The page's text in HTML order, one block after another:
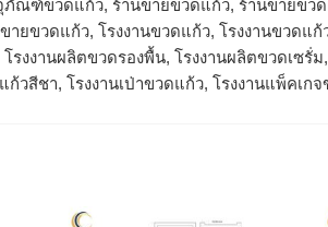
ณฑ์ขวดแก้ว, ร้านขายขวดแก้ว, ร้านขายขว
ายขวดแก้ว, โรงงานขวดแก้ว, โรงงานขวดแ
รงงานผลิตขวดรองพื้น, โรงงานผลิตขวดเซ
วสีชา, โรงงานเป่าขวดแก้ว, โรงงานแพ็คเก